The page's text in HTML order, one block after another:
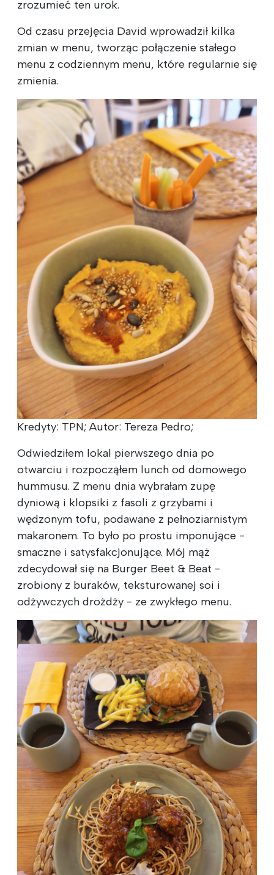
zrozumieć ten urok.
Od czasu przejęcia David wprowadził kilka
zmian w menu, tworząc połączenie stałego
menu z codziennym menu, które regularnie się
zmienia.
Kredyty: TPN; Autor: Tereza Pedro;
Odwiedziłem lokal pierwszego dnia po
otwarciu i rozpocząłem lunch od domowego
hummusu. Z menu dnia wybrałam zupę
dyniową i klopsiki z fasoli z grzybami i
wędzonym tofu, podawane z pełnoziarnistym
makaronem. To było po prostu imponujące -
smaczne i satysfakcjonujące. Mój mąż
zdecydował się na Burger Beet & Beat -
zrobiony z buraków, teksturowanej soi i
odżywczych drożdży - ze zwykłego menu.